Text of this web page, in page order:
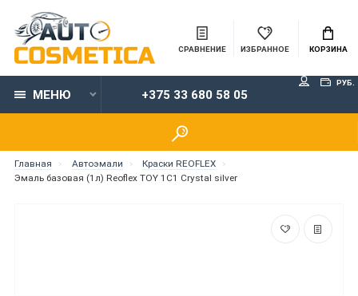
СРАВНЕНИЕ ИЗБРАННОЕ КОРЗИНА
МЕНЮ +375 33 680 58 05
РУБ.
Главная Автоэмали
Краски REOFLEX
Эмаль базовая (1л) Reoflex TOY 1C1 Crystal silver